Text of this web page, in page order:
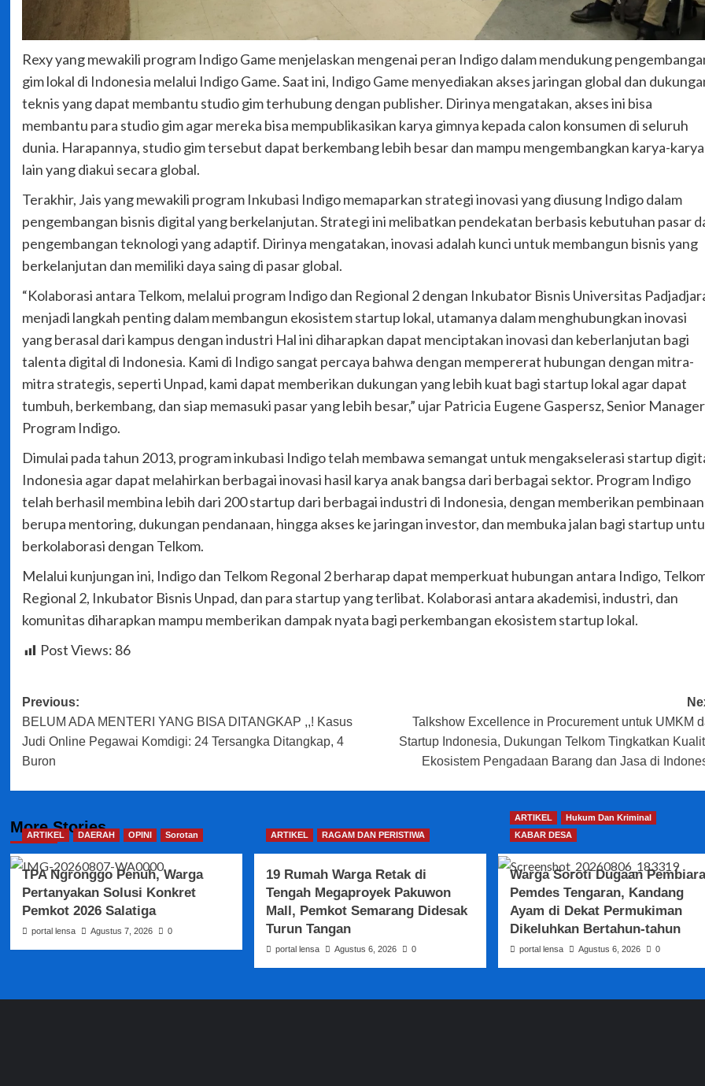
Rexy yang mewakili program Indigo Game menjelaskan mengenai peran Indigo dalam mendukung
gim lokal di Indonesia melalui Indigo Game. Saat ini, Indigo Game menyediakan akses jaringan global dan
teknis yang dapat membantu studio gim terhubung dengan publisher. Dirinya mengatakan, akses ini bisa
membantu para studio gim agar mereka bisa mempublikasikan karya gimnya kepada calon konsumen di seluruh
dunia. Harapannya, studio gim tersebut dapat berkembang lebih besar dan mampu mengembangkan karya-karya
lain yang diakui secara global.
Terakhir, Jais yang mewakili program Inkubasi Indigo memaparkan strategi inovasi yang diusung Indigo dalam
pengembangan bisnis digital yang berkelanjutan. Strategi ini melibatkan pendekatan berbasis kebutuhan pasar
pengembangan teknologi yang adaptif. Dirinya mengatakan, inovasi adalah kunci untuk membangun bisnis yang
berkelanjutan dan memiliki daya saing di pasar global.
“Kolaborasi antara Telkom, melalui program Indigo dan Regional 2 dengan Inkubator Bisnis Universitas
menjadi langkah penting dalam membangun ekosistem startup lokal, utamanya dalam menghubungkan inovasi
yang berasal dari kampus dengan industri Hal ini diharapkan dapat menciptakan inovasi dan keberlanjutan bagi
talenta digital di Indonesia. Kami di Indigo sangat percaya bahwa dengan mempererat hubungan dengan mitra-
mitra strategis, seperti Unpad, kami dapat memberikan dukungan yang lebih kuat bagi startup lokal agar dapat
tumbuh, berkembang, dan siap memasuki pasar yang lebih besar,” ujar Patricia Eugene Gaspersz, Senior Manager
Program Indigo.
Dimulai pada tahun 2013, program inkubasi Indigo telah membawa semangat untuk mengakselerasi startup
Indonesia agar dapat melahirkan berbagai inovasi hasil karya anak bangsa dari berbagai sektor. Program Indigo
telah berhasil membina lebih dari 200 startup dari berbagai industri di Indonesia, dengan memberikan pembinaan
berupa mentoring, dukungan pendanaan, hingga akses ke jaringan investor, dan membuka jalan bagi startup
berkolaborasi dengan Telkom.
Melalui kunjungan ini, Indigo dan Telkom Regonal 2 berharap dapat memperkuat hubungan antara Indigo,
Regional 2, Inkubator Bisnis Unpad, dan para startup yang terlibat. Kolaborasi antara akademisi, industri, dan
komunitas diharapkan mampu memberikan dampak nyata bagi perkembangan ekosistem startup lokal.
Post Views: 86
Post
navigation
Previous:
BELUM ADA MENTERI YANG BISA DITANGKAP ,,! Kasus
Judi Online Pegawai Komdigi: 24 Tersangka Ditangkap, 4
Buron
Talkshow Excellence in Procurement untuk UMKM
Startup Indonesia, Dukungan Telkom Tingkatkan
Ekosistem Pengadaan Barang dan Jasa di
More Stories
ARTIKEL DAERAH OPINI Sorotan
TPA Ngronggo Penuh, Warga
Pertanyakan Solusi Konkret
Pemkot 2026 Salatiga
portal lensa Agustus 7, 2026 0
ARTIKEL RAGAM DAN PERISTIWA
19 Rumah Warga Retak di
Tengah Megaproyek Pakuwon
Mall, Pemkot Semarang Didesak
Turun Tangan
portal lensa Agustus 6, 2026 0
ARTIKEL
Hukum Dan Kriminal
KABAR DESA
Warga Soroti Dugaan
Pemdes Tengaran, Kandang
Ayam di Dekat Permukiman
Dikeluhkan Bertahun-tahun
portal lensa Agustus 6, 2026 0